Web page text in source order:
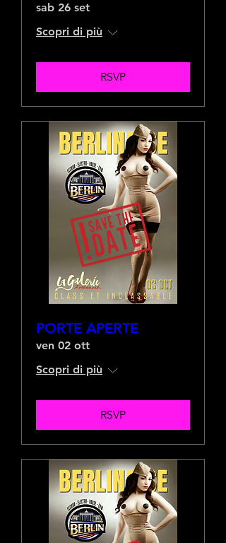
sab 26 set
Scopri di più
RSVP
PORTE APERTE
ven 02 ott
Scopri di più
RSVP